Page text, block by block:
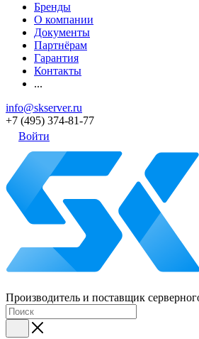
Бренды
О компании
Документы
Партнёрам
Гарантия
Контакты
...
info@skserver.ru
+7 (495) 374-81-77
Войти
Производитель и поставщик